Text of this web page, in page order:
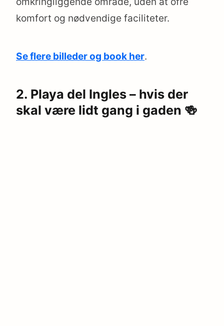
komfort og nødvendige faciliteter.
Se flere billeder og book her.
2. Playa del Ingles – hvis der
skal være lidt gang i gaden 🍻